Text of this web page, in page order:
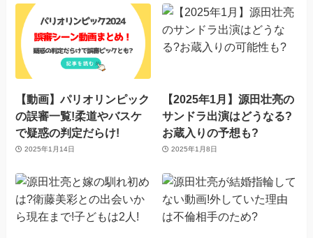
【動画】パリオリンピック
の誤審一覧!柔道やバスケ
で疑惑の判定だらけ!
2025年1月14日
【2025年1月】源田壮亮の
サンドラ出演はどうなる?
お蔵入りの予想も?
2025年1月8日